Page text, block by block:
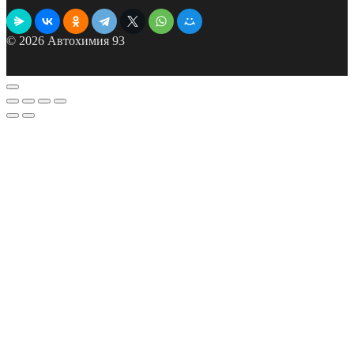
© 2026 Автохимия 93